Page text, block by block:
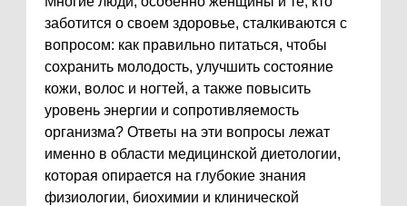
заботится о своем здоровье, сталкиваются с
вопросом: как правильно питаться, чтобы
сохранить молодость, улучшить состояние
кожи, волос и ногтей, а также повысить
уровень энергии и сопротивляемость
организма? Ответы на эти вопросы лежат
именно в области медицинской диетологии,
которая опирается на глубокие знания
физиологии, биохимии и клинической